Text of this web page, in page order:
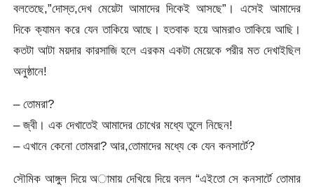
বলতেছে,”দোস্ত,দেখ মেয়েটা আমাদের দিকেই আসছে”। এসেই আমাদের
দিকে ক্যামন করে যেন তাকিয়ে আছে। হতবাক হয়ে আমরাও তাকিয়ে আছি।
কতটা আটা ময়দার কারসাজি হলে এরকম একটা মেয়েকে পরীর মত দেখাইছিল
অনুষ্ঠানে!
– তোমরা?
– জ্বী। এক দেখাতেই আমাদের চোখের মধ্যে তুলে নিছেন!
– এখানে কেনো তোমরা? আর,তোমাদের মধ্যে কে যেন কনসার্টে?
সৌমিক আঙ্গুল দিয়ে অামায় দেখিয়ে দিয়ে বলল “এইতো সে কনসার্টে তোমার